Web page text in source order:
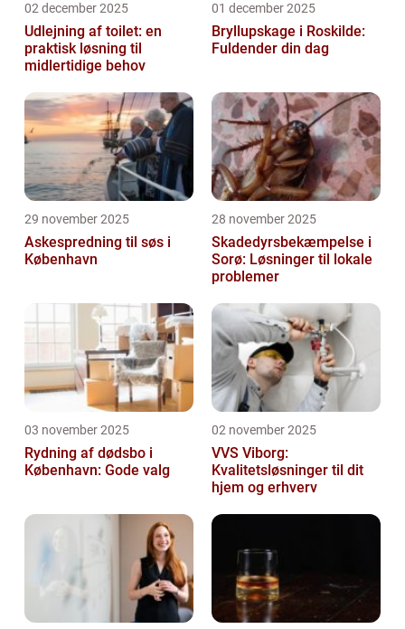
02 december 2025
Udlejning af toilet: en
praktisk løsning til
midlertidige behov
01 december 2025
Bryllupskage i Roskilde:
Fuldender din dag
29 november 2025
Askespredning til søs i
København
28 november 2025
Skadedyrsbekæmpelse i
Sorø: Løsninger til lokale
problemer
03 november 2025
Rydning af dødsbo i
København: Gode valg
02 november 2025
VVS Viborg:
Kvalitetsløsninger til dit
hjem og erhverv